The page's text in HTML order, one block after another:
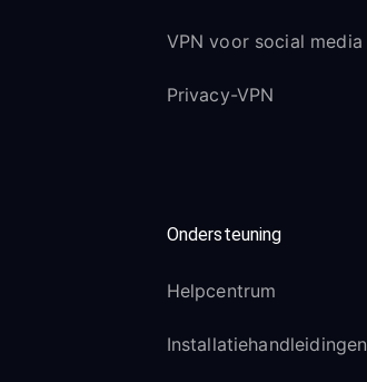
VPN voor social media
Privacy-VPN
Ondersteuning
Helpcentrum
Installatiehandleidingen